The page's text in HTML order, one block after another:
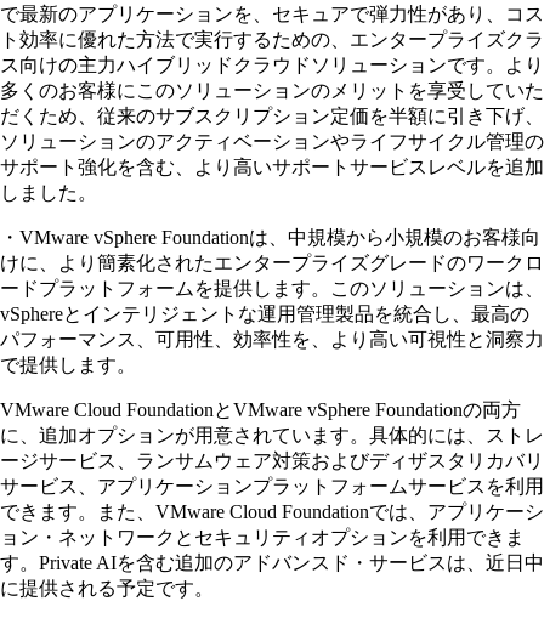
で最新のアプリケーションを、セキュアで弾力性があり、コス
ト効率に優れた方法で実行するための、エンタープライズクラ
ス向けの主力ハイブリッドクラウドソリューションです。より
多くのお客様にこのソリューションのメリットを享受していた
だくため、従来のサブスクリプション定価を半額に引き下げ、
ソリューションのアクティベーションやライフサイクル管理の
サポート強化を含む、より高いサポートサービスレベルを追加
しました。
・VMware vSphere Foundationは、中規模から小規模のお客様向
けに、より簡素化されたエンタープライズグレードのワークロ
ードプラットフォームを提供します。このソリューションは、
vSphereとインテリジェントな運用管理製品を統合し、最高の
パフォーマンス、可用性、効率性を、より高い可視性と洞察力
で提供します。
VMware Cloud FoundationとVMware vSphere Foundationの両方
に、追加オプションが用意されています。具体的には、ストレ
ージサービス、ランサムウェア対策およびディザスタリカバリ
サービス、アプリケーションプラットフォームサービスを利用
できます。また、VMware Cloud Foundationでは、アプリケーシ
ョン・ネットワークとセキュリティオプションを利用できま
す。Private AIを含む追加のアドバンスド・サービスは、近日中
に提供される予定です。